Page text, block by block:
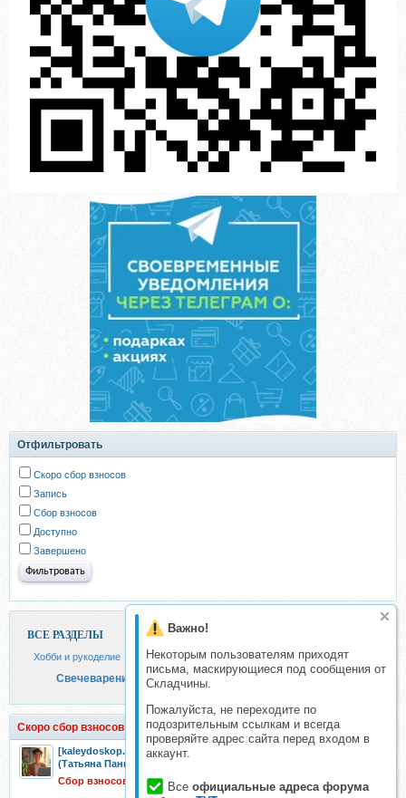
Важно!
Некоторым пользователям приходят
письма, маскирующиеся под сообщения от
Складчины.
Пожалуйста, не переходите по
подозрительным ссылкам и всегда
проверяйте адрес сайта перед входом в
аккаунт.
Все официальные адреса форума
Отфильтровать
Скоро сбор взносов
Запись
Сбор взносов
Доступно
Завершено
ВСЕ РАЗДЕЛЫ
Хобби и рукоделие
Свечеварение
Скоро сбор взносов
[kaleydoskop.candle] Онлайн курс свечи фрукты,овощи,ягоды
(Татьяна Панюта)
Сбор взносов 28 июн 2026